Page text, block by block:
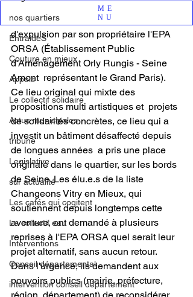
ME
NU
nos quartiers
EntraideS
Couture en mieux
Appels
Le collectif solidaire
Actus municipales
tribune
Legislative
sur actualité
Les cafés qui cogitent
Le collectif eau
Interventions
Conseil départemental
intervention conseil département
A nouveau, l'Asso Sobarjo installée sur
les barges de l'écluse est menacée
d'expulsion par son propriétaire l'EPA
ORSA (Établissement Public
d'Aménagement Orly Rungis - Seine
Amont  représentant le Grand Paris).
Ce lieu original qui mixte des
propositions multi artistiques et  projets
de solidarités concrètes, ce lieu qui a
investit un bâtiment désaffecté depuis
de longues années  a pris une place
originale dans le quartier, sur les bords
de Seine. Les élu.e.s de la liste
Changeons Vitry en Mieux, qui
soutiennent depuis longtemps cette
aventure, ont demandé à plusieurs
reprises à l'EPA ORSA quel serait leur
projet alternatif, sans aucun retour.
Dans l'urgence, ils demandent aux
pouvoirs publics (mairie, préfecture,